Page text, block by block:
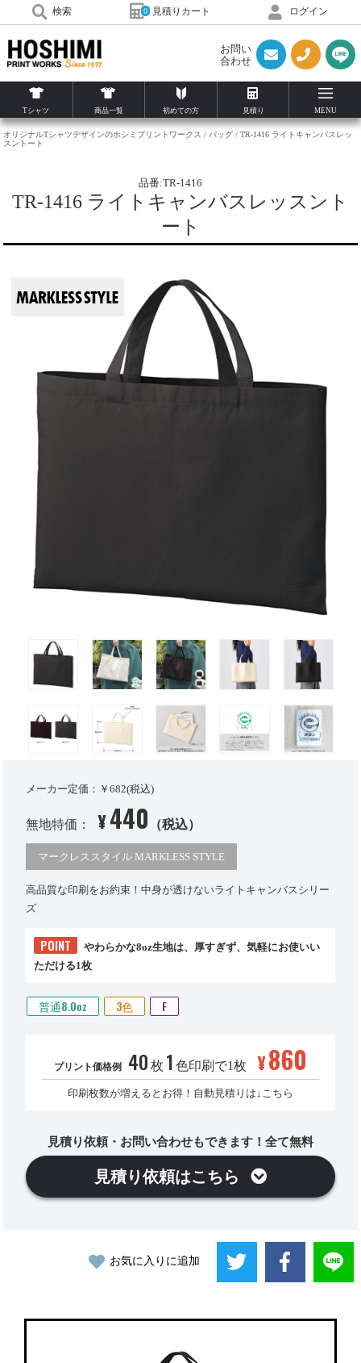
検索 0 見積りカート ログイン
お問い
合わせ
Tシャツ 商品一覧 初めての方 見積り MENU
オリジナルTシャツデザインのホシミプリントワークス バッグ
TR-1416 ライトキャンバスレッ
スントート
品番:TR-1416
TR-1416 ライトキャンバスレッスント
ート
メーカー定価：￥682(税込)
無地特価： ¥440 （税込）
マークレススタイル MARKLESS STYLE
高品質な印刷をお約束！中身が透けないライトキャンバスシリー
ズ
POINT
やわらかな8oz生地は、厚すぎず、気軽にお使いい
ただける1枚
普通8.0oz 3色 F
プリント価格例 40 枚 1 色印刷で1枚 ¥860
印刷枚数が増えるとお得！自動見積りは↓こちら
見積り依頼・お問い合わせもできます！全て無料
見積り依頼はこちら
お気に入りに追加